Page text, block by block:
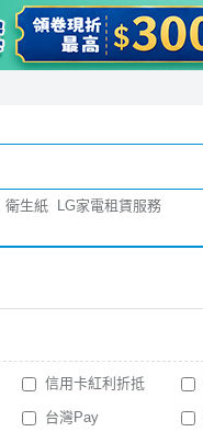
衛生紙 LG家電租賃服務
信用卡紅利折抵
台灣Pay